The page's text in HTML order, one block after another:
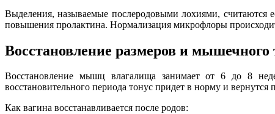
Выделения, называемые послеродовыми лохиями, считаются
повышения пролактина. Нормализация микрофлоры
Восстановление размеров и мышечного
Восстановление мышц влагалища занимает от 6 до 8
восстановительного периода тонус придет в норму и вернутся
Как вагина восстанавливается после родов: